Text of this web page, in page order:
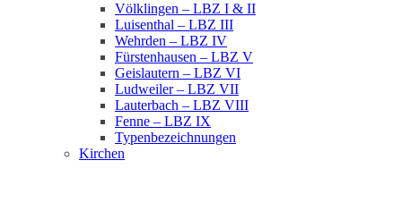
Völklingen – LBZ I & II
Luisenthal – LBZ III
Wehrden – LBZ IV
Fürstenhausen – LBZ V
Geislautern – LBZ VI
Ludweiler – LBZ VII
Lauterbach – LBZ VIII
Fenne – LBZ IX
Typenbezeichnungen
Kirchen